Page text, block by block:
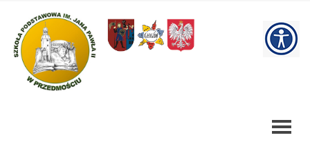
Szkoła
Podstawowa